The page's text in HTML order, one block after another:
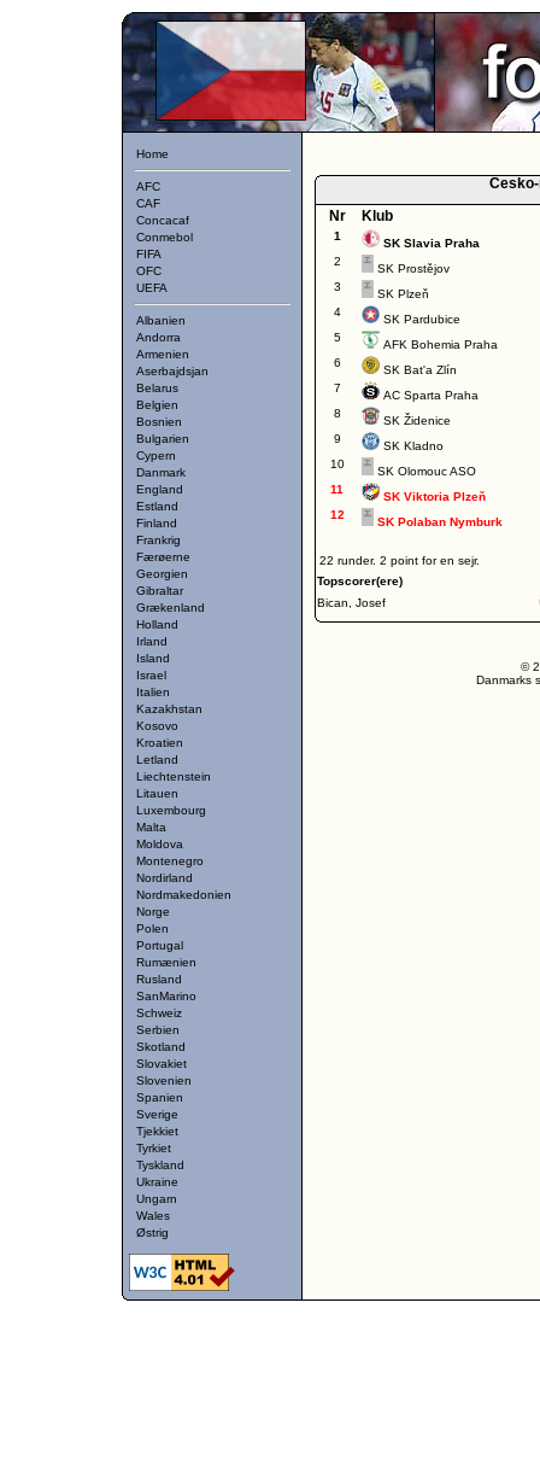
Home
AFC
CAF
Concacaf
Conmebol
FIFA
OFC
UEFA
Albanien
Andorra
Armenien
Aserbajdsjan
Belarus
Belgien
Bosnien
Bulgarien
Cypern
Danmark
England
Estland
Finland
Frankrig
Færøerne
Georgien
Gibraltar
Grækenland
Holland
Irland
Island
Israel
Italien
Kazakhstan
Kosovo
Kroatien
Letland
Liechtenstein
Litauen
Luxembourg
Malta
Moldova
Montenegro
Nordirland
Nordmakedonien
Norge
Polen
Portugal
Rumænien
Rusland
SanMarino
Schweiz
Serbien
Skotland
Slovakiet
Slovenien
Spanien
Sverige
Tjekkiet
Tyrkiet
Tyskland
Ukraine
Ungarn
Wales
Østrig
Nr
Klub
1
SK Slavia Praha
2
SK Prostějov
3
SK Plzeň
4
SK Pardubice
5
AFK Bohemia Praha
6
SK Bat'a Zlín
7
AC Sparta Praha
8
SK Židenice
9
SK Kladno
10
SK Olomouc ASO
11
SK Viktoria Plzeň
12
SK Polaban Nymburk
22 runder. 2 point for en sejr.
Topscorer(ere)
Bican, Josef
©
Danmarks